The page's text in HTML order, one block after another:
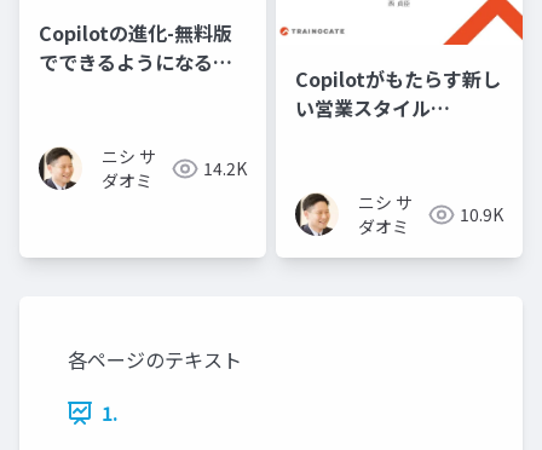
Copilotの進化-無料版
でできるようになるこ
ニシ サ
ダオミ
14.2K
Copilotがもたらす新し
い営業スタイル
ニシ サ
ダオミ
10.9K
各ページのテキスト
1.